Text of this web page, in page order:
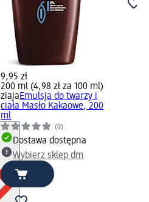
9,95 zł
200 ml (4,98 zł za 100 ml)
ziajaEmulsja do twarzy i
ciała Masło Kakaowe, 200
ml
(0)
Dostawa dostępna
Wybierz sklep dm